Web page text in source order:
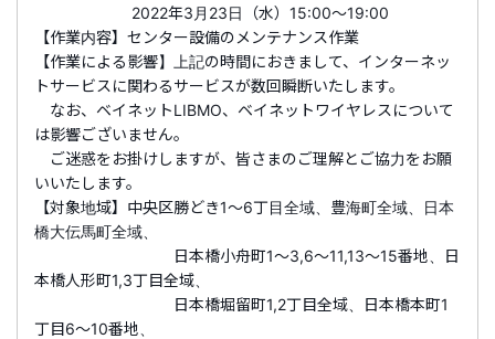
2022年3月23日（水）15:00～19:00
【作業内容】センター設備のメンテナンス作業
【作業による影響】上記の時間におきまして、インターネッ
トサービスに関わるサービスが数回瞬断いたします。
なお、ベイネットLIBMO、ベイネットワイヤレスについて
は影響ございません。
ご迷惑をお掛けしますが、皆さまのご理解とご協力をお願
いいたします。
【対象地域】中央区勝どき1～6丁目全域、豊海町全域、日本
橋大伝馬町全域、
日本橋小舟町1～3,6～11,13～15番地、日
本橋人形町1,3丁目全域、
日本橋堀留町1,2丁目全域、日本橋本町1
丁目6～10番地、